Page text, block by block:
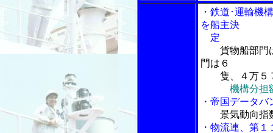
・鉄道･運輸機
を船主決
定
貨物船部門
門は６
隻、４万５
機構分担
・帝国データ
景気動向指
・物流連、第